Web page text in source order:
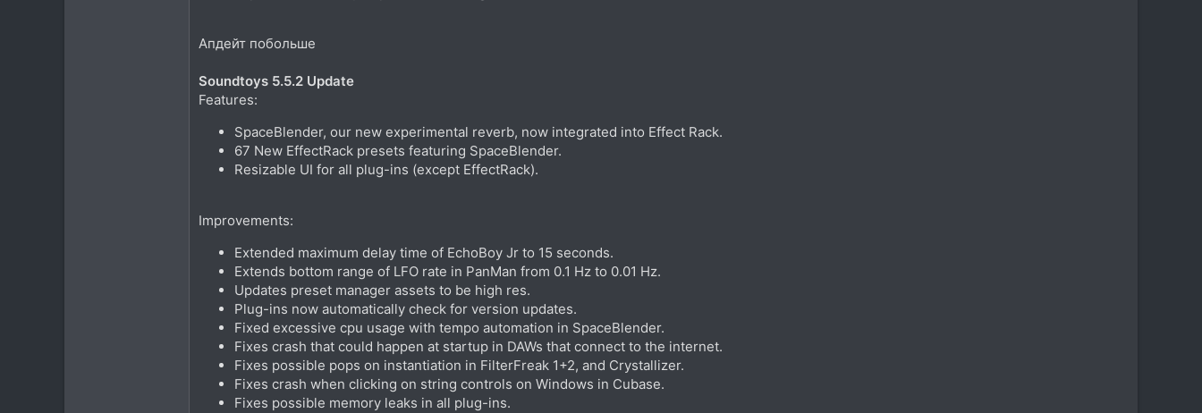
Апдейт побольше
Soundtoys 5.5.2 Update
Features:
SpaceBlender, our new experimental reverb, now integrated into Effect Rack.
67 New EffectRack presets featuring SpaceBlender.
Resizable UI for all plug-ins (except EffectRack).
Improvements:
Extended maximum delay time of EchoBoy Jr to 15 seconds.
Extends bottom range of LFO rate in PanMan from 0.1 Hz to 0.01 Hz.
Updates preset manager assets to be high res.
Plug-ins now automatically check for version updates.
Fixed excessive cpu usage with tempo automation in SpaceBlender.
Fixes crash that could happen at startup in DAWs that connect to the internet.
Fixes possible pops on instantiation in FilterFreak 1+2, and Crystallizer.
Fixes crash when clicking on string controls on Windows in Cubase.
Fixes possible memory leaks in all plug-ins.